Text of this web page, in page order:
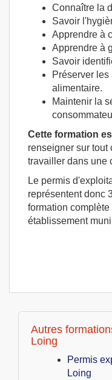
Connaître la
Savoir
Apprendre à
Apprendre à
Savoir
Préserver
alimentaire.
Maintenir la
Cette formation
renseigner sur tout
travailler dans une
Le permis
représentent donc
formation
établissement
Autres
Loing
Permis
Loing